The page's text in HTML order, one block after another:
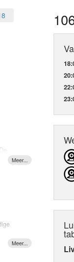
Orgaan
De